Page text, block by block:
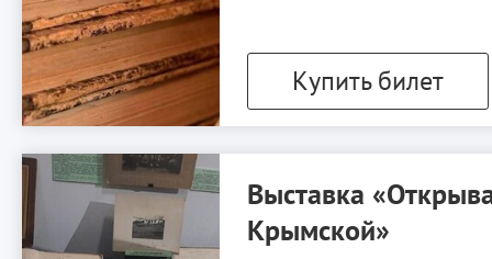
Купить билет
Выставка
Крымской»